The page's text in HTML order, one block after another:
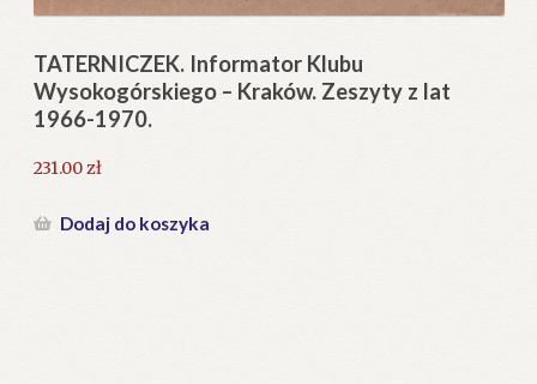
TATERNICZEK. Informator Klubu
Wysokogórskiego – Kraków. Zeszyty z lat
1966-1970.
231.00zł
Dodaj do koszyka